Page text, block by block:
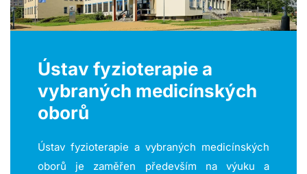
Ústav fyzioterapie a
vybraných medicínských
oborů
Ústav fyzioterapie a vybraných medicínských
oborů je zaměřen především na výuku a